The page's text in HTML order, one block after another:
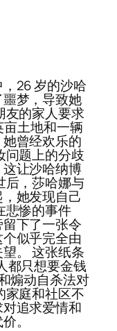
26 岁的沙哈
梦，导致她
友的家人要求
亩土地和一辆
曾经欢乐的
问题上的分歧
让沙哈纳博
后，莎哈娜与
她发现自己
悲惨的事件
下了一张令
似乎完全由
。 这张纸条
都只想要金钱
煽动自杀法对
家庭和社区不
追求爱情和
。